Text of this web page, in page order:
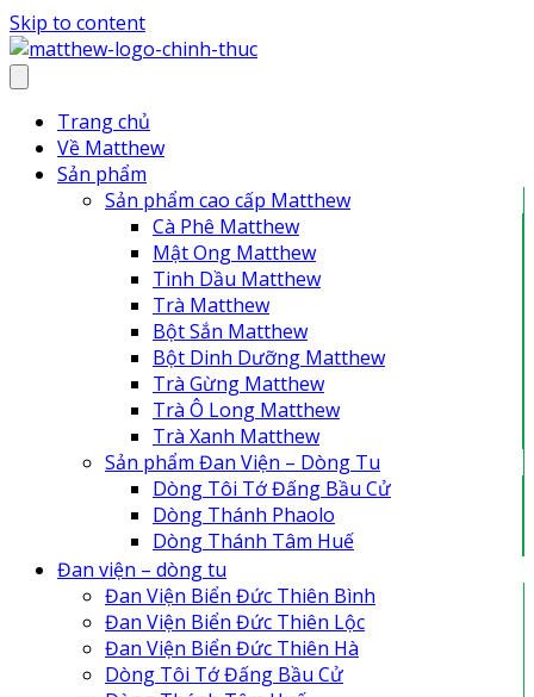
Skip to content
Trang chủ
Về Matthew
Sản phẩm
Sản phẩm cao cấp Matthew
Cà Phê Matthew
Mật Ong Matthew
Tinh Dầu Matthew
Trà Matthew
Bột Sắn Matthew
Bột Dinh Dưỡng Matthew
Trà Gừng Matthew
Trà Ô Long Matthew
Trà Xanh Matthew
Sản phẩm Đan Viện – Dòng Tu
Dòng Tôi Tớ Đấng Bầu Cử
Dòng Thánh Phaolo
Dòng Thánh Tâm Huế
Đan Viện Biển Đức Thiên Lộc
Đan Viện Biển Đức Thiên Bình
Đan Viện Biển Đức Thiên Hà
Đan viện Thiên An
Tu Hội Nô Tỳ Thiên Chúa
Đan viện – dòng tu
Đan Viện Biển Đức Thiên Bình
Đan Viện Biển Đức Thiên Lộc
Đan Viện Biển Đức Thiên Hà
Dòng Tôi Tớ Đấng Bầu Cử